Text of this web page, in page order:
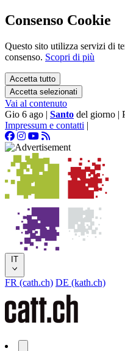
Consenso Cookie
Questo sito utilizza servizi di
consenso. Scopri di più
Accetta tutto
Accetta selezionati
Vai al contenuto
Gio 6 ago | Santo del giorno |
Impressum e contatti |
IT
FR (cath.ch) DE (kath.ch)